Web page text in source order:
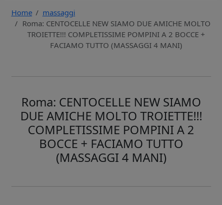
Home
massaggi
Roma: CENTOCELLE NEW SIAMO DUE AMICHE MOLTO
TROIETTE!!! COMPLETISSIME POMPINI A 2 BOCCE +
FACIAMO TUTTO (MASSAGGI 4 MANI)
Roma: CENTOCELLE NEW SIAMO
DUE AMICHE MOLTO TROIETTE!!!
COMPLETISSIME POMPINI A 2
BOCCE + FACIAMO TUTTO
(MASSAGGI 4 MANI)